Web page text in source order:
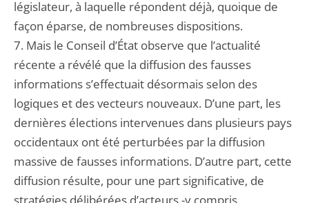
législateur, à laquelle répondent déjà, quoique de
façon éparse, de nombreuses dispositions.
7. Mais le Conseil d’État observe que l’actualité
récente a révélé que la diffusion des fausses
informations s’effectuait désormais selon des
logiques et des vecteurs nouveaux. D’une part, les
dernières élections intervenues dans plusieurs pays
occidentaux ont été perturbées par la diffusion
massive de fausses informations. D’autre part, cette
diffusion résulte, pour une part significative, de